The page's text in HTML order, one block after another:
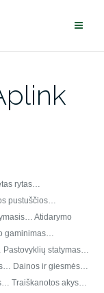
rytas…
pustuščios…
Atidarymo
gaminimas…
Pastovyklių statymas…
Dainos ir giesmės…
Traiškanotos akys…